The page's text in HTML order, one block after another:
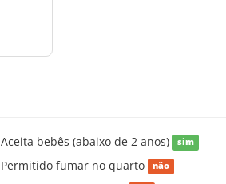
Aceita bebês (abaixo de 2 anos) sim
Permitido fumar no quarto não